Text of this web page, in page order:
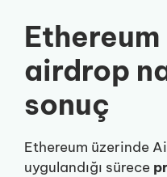
airdrop
sonuç
Ethereum üzerinde
uygulandığı sürece